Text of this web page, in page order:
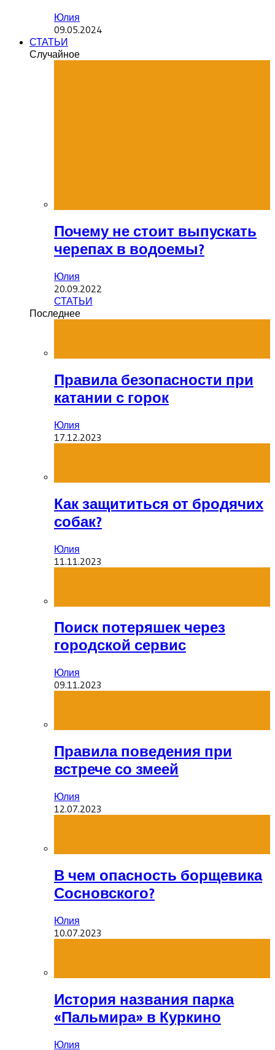
Юлия
09.05.2024
СТАТЬИ
Случайное
Почему не стоит выпускать
черепах в водоемы?
Юлия
20.09.2022
СТАТЬИ
Последнее
Правила безопасности при
катании с горок
Юлия
17.12.2023
Как защититься от бродячих
собак?
Юлия
11.11.2023
Поиск потеряшек через
городской сервис
Юлия
09.11.2023
Правила поведения при
встрече со змеей
Юлия
12.07.2023
В чем опасность борщевика
Сосновского?
Юлия
10.07.2023
История названия парка
«Пальмира» в Куркино
Юлия